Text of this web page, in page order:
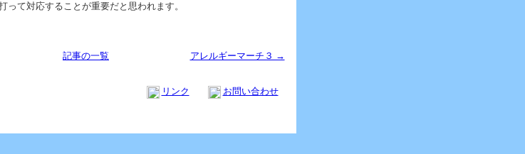
って対応することが重要だと思われます。
記事の一覧 アレルギーマーチ３ →
リンク
お問い合わせ